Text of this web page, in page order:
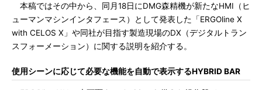
本稿ではその中から、同月18日にDMG森精機が新たなHMI（ヒ
ューマンマシンインタフェース）として発表した「ERGOline X
with CELOS X」や同社が目指す製造現場のDX（デジタルトラン
スフォーメーション）に関する説明を紹介する。
使用シーンに応じて必要な機能を自動で表示するHYBRID BAR